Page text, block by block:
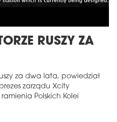
RUSZY ZA
za dwa lata, powiedział
zarządu Xcity
Polskich Kolei